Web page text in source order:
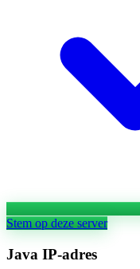
Stem op deze server
Java IP-adres